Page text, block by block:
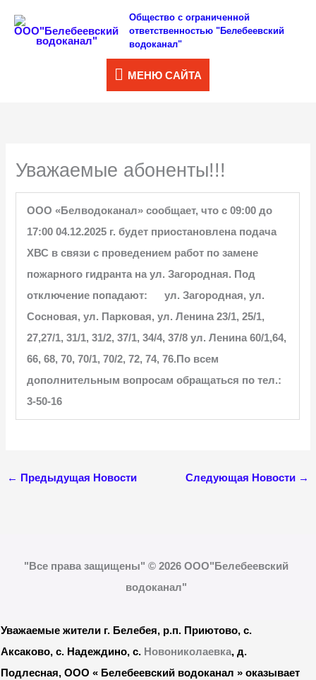
Общество с ограниченной
ответственностью "Белебеевский
водоканал"
МЕНЮ
САЙТА
МЕНЮ САЙТА
Уважаемые абоненты!!!
ООО «Белводоканал» сообщает, что с 09:00 до
17:00 04.12.2025 г. будет приостановлена подача
ХВС в связи с проведением работ по замене
пожарного гидранта на ул. Загородная. Под
отключение попадают:
ул. Загородная, ул.
Сосновая, ул. Парковая, ул. Ленина 23/1, 25/1,
27,27/1, 31/1, 31/2, 37/1, 34/4, 37/8 ул. Ленина 60/1,64,
66, 68, 70, 70/1, 70/2, 72, 74, 76.По всем
дополнительным вопросам обращаться по тел.:
3-50-16
← Предыдущая Новости Следующая Новости →
"Все права защищены" © 2026 ООО"Белебеевский
водоканал"
Уважаемые жители г. Белебея, р.п. Приютово, с.
Аксаково, с. Надеждино, с. Новониколаевка, д.
Подлесная, ООО « Белебеевский водоканал » оказывает